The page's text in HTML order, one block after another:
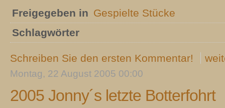
Freigegeben in Gespielte Stücke
Schlagwörter
Schreiben Sie den ersten Kommentar!
Montag, 22 August 2005 00:00
2005 Jonny´s letzte Botterfohrt